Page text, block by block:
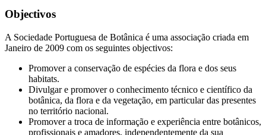
Objectivos
A Sociedade Portuguesa de Botânica é uma associação criada em
Janeiro de 2009 com os seguintes objectivos:
Promover a conservação de espécies da flora e dos seus
habitats.
Divulgar e promover o conhecimento técnico e científico da
botânica, da flora e da vegetação, em particular das presentes
no território nacional.
Promover a troca de informação e experiência entre botânicos,
profissionais e amadores, independentemente da sua